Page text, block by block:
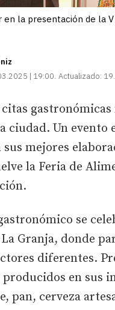
en la presentación de la
| 19:00 Actualizado:
citas
ciudad. Un
mejores
la Feria de
se
Granja, donde
diferentes.
en sus
pan, cerveza